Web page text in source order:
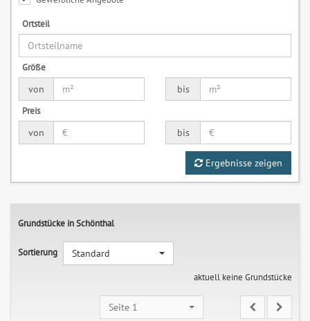
Ortsteil
Größe
von
bis
Preis
von
bis
Ergebnisse zeigen
Grundstücke in Schönthal
Sortierung
Standard
aktuell keine Grundstücke
Seite 1